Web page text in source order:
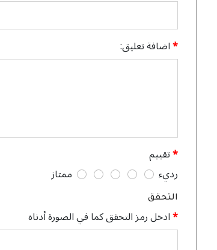
اضافة تعليق:
تقييم
رديء
ممتاز
التحقق
ادخل رمز التحقق كما في الصورة أدناه